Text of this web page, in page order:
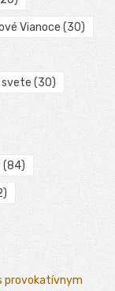
Vianoce (30)
svete (30)
(84)
provokatívnym